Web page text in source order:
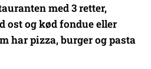
med 3 retter,
ost og kød fondue eller
har pizza, burger og pasta